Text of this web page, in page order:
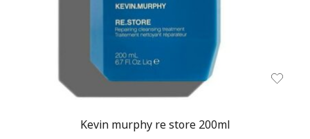
Kevin murphy re store 200ml